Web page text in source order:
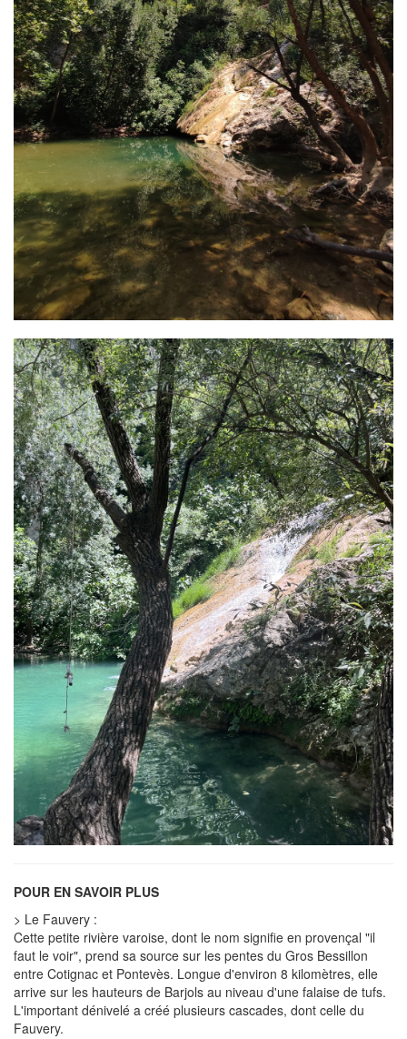
POUR EN SAVOIR PLUS
> Le Fauvery :
Cette petite rivière varoise, dont le nom signifie en provençal "il
faut le voir", prend sa source sur les pentes du Gros Bessillon
entre Cotignac et Pontevès. Longue d'environ 8 kilomètres, elle
arrive sur les hauteurs de Barjols au niveau d'une falaise de tufs.
L'important dénivelé a créé plusieurs cascades, dont celle du
Fauvery.